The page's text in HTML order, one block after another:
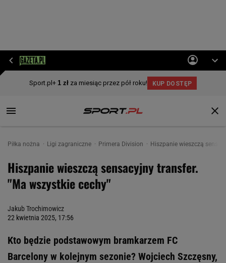
Piłka nożna Ligi zagraniczne Primera Division Hiszpanie wieszczą
Hiszpanie wieszczą sensacyjny transfer.
"Ma wszystkie cechy"
Jakub Trochimowicz
22 kwietnia 2025, 17:56
Kto będzie podstawowym bramkarzem FC
Barcelony w kolejnym sezonie? Wojciech Szczęsny,